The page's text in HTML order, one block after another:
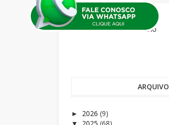
Nenhum comentário
Postar um comentário
ARQUIVO
► 2026 (9)
▼ 2025 (68)